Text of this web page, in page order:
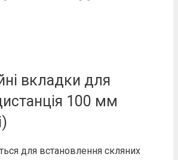
вкладки для
100 мм
для встановлення скляних